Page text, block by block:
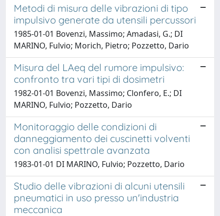
Metodi di misura delle vibrazioni di tipo
impulsivo generate da utensili percussori
1985-01-01 Bovenzi, Massimo; Amadasi, G.; DI
MARINO, Fulvio; Morich, Pietro; Pozzetto, Dario
Misura del LAeq del rumore impulsivo:
confronto tra vari tipi di dosimetri
1982-01-01 Bovenzi, Massimo; Clonfero, E.; DI
MARINO, Fulvio; Pozzetto, Dario
Monitoraggio delle condizioni di
danneggiamento dei cuscinetti volventi
con analisi spettrale avanzata
1983-01-01 DI MARINO, Fulvio; Pozzetto, Dario
Studio delle vibrazioni di alcuni utensili
pneumatici in uso presso un'industria
meccanica